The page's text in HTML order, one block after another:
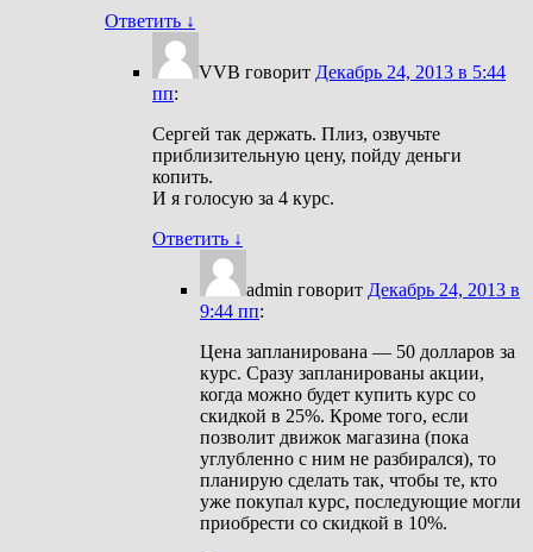
Ответить ↓
VVB говорит Декабрь 24, 2013 в 5:44
пп:
Сергей так держать. Плиз, озвучьте
приблизительную цену, пойду деньги
копить.
И я голосую за 4 курс.
Ответить ↓
admin говорит Декабрь 24, 2013 в
9:44 пп:
Цена запланирована — 50 долларов за
курс. Сразу запланированы акции,
когда можно будет купить курс со
скидкой в 25%. Кроме того, если
позволит движок магазина (пока
углубленно с ним не разбирался), то
планирую сделать так, чтобы те, кто
уже покупал курс, последующие могли
приобрести со скидкой в 10%.